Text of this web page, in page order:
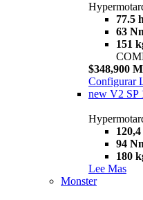
77.5
63
151
$348,900
Configurar
new V2 SP
94
180
Lee Mas
Monster